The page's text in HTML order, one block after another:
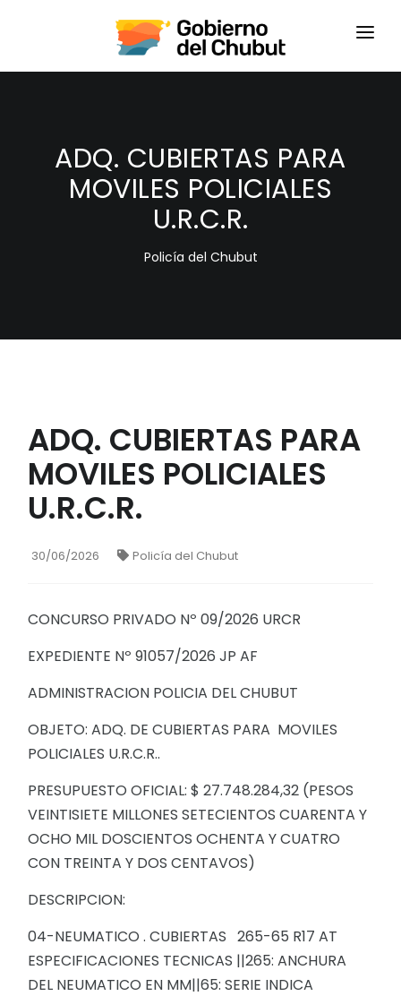
HOME
ADQ. CUBIERTAS PARA
MOVILES POLICIALES
U.R.C.R.
Policía del Chubut
ADQ. CUBIERTAS PARA
MOVILES POLICIALES
U.R.C.R.
30/06/2026 Policía del Chubut
CONCURSO PRIVADO Nº 09/2026 URCR
EXPEDIENTE Nº 91057/2026 JP AF
ADMINISTRACION POLICIA DEL CHUBUT
OBJETO: ADQ. DE CUBIERTAS PARA MOVILES
POLICIALES U.R.C.R..
PRESUPUESTO OFICIAL: $ 27.748.284,32 (PESOS
VEINTISIETE MILLONES SETECIENTOS CUARENTA Y
OCHO MIL DOSCIENTOS OCHENTA Y CUATRO
CON TREINTA Y DOS CENTAVOS)
DESCRIPCION:
04-NEUMATICO . CUBIERTAS 265-65 R17 AT
ESPECIFICACIONES TECNICAS ||265: ANCHURA
DEL NEUMATICO EN MM||65: SERIE INDICA